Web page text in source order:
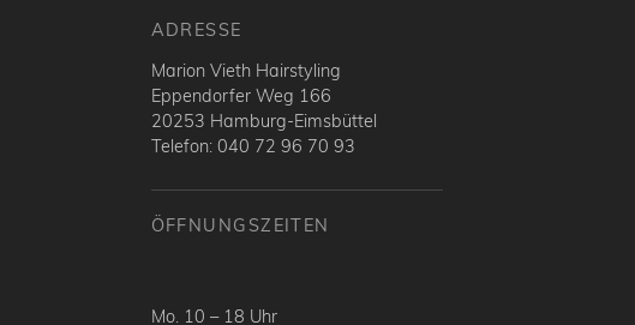
ADRESSE
Marion Vieth Hairstyling
Eppendorfer Weg 166
20253 Hamburg-Eimsbüttel
Telefon: 040 72 96 70 93
ÖFFNUNGSZEITEN
Mo. 10 – 18 Uhr